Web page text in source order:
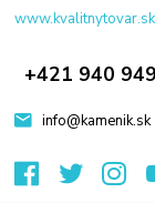
www.kvalitnytovar.sk
+421 940
info@kamenik.sk